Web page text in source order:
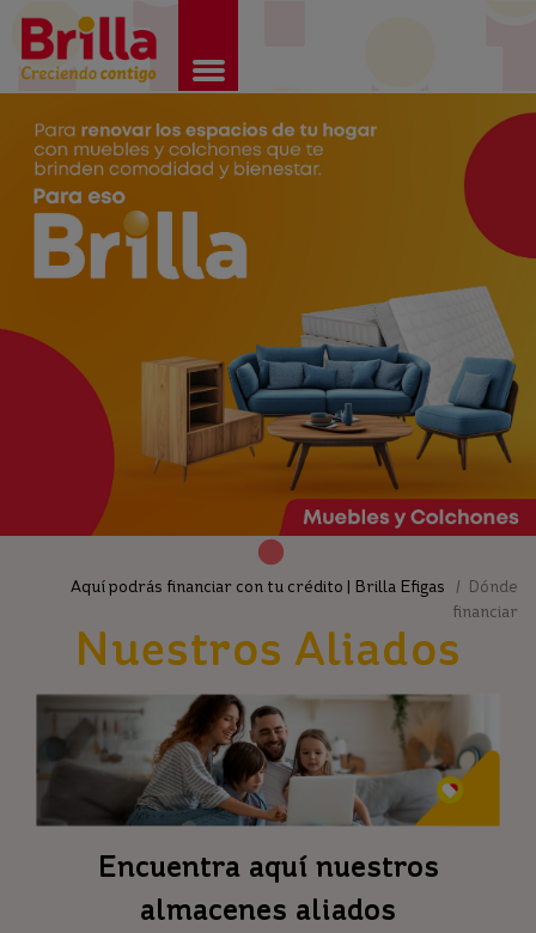
Aquí podrás financiar con tu crédito | Brilla Efigas / Dónde
financiar
Nuestros Aliados
Encuentra aquí nuestros
almacenes aliados